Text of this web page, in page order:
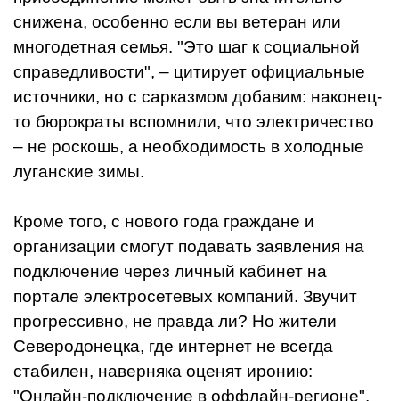
снижена, особенно если вы ветеран или
многодетная семья. "Это шаг к социальной
справедливости", – цитирует официальные
источники, но с сарказмом добавим: наконец-
то бюрократы вспомнили, что электричество
– не роскошь, а необходимость в холодные
луганские зимы.
Кроме того, с нового года граждане и
организации смогут подавать заявления на
подключение через личный кабинет на
портале электросетевых компаний. Звучит
прогрессивно, не правда ли? Но жители
Северодонецка, где интернет не всегда
стабилен, наверняка оценят иронию:
"Онлайн-подключение в оффлайн-регионе".